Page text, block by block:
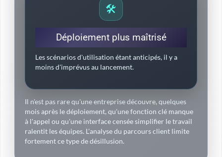
🛠️
Déploiement plus maîtrisé
Les scénarios d'utilisation étant anticipés, il y a
moins d'imprévus au lancement.
Il n'est pas rare qu'une entreprise découvre, quelques
mois après le déploiement, qu'une fonction clé manque
à l'appel ou qu'une interface censée simplifier le travail
ralentit les équipes. L'analyse du parcours client limite
fortement ce type de désillusion.